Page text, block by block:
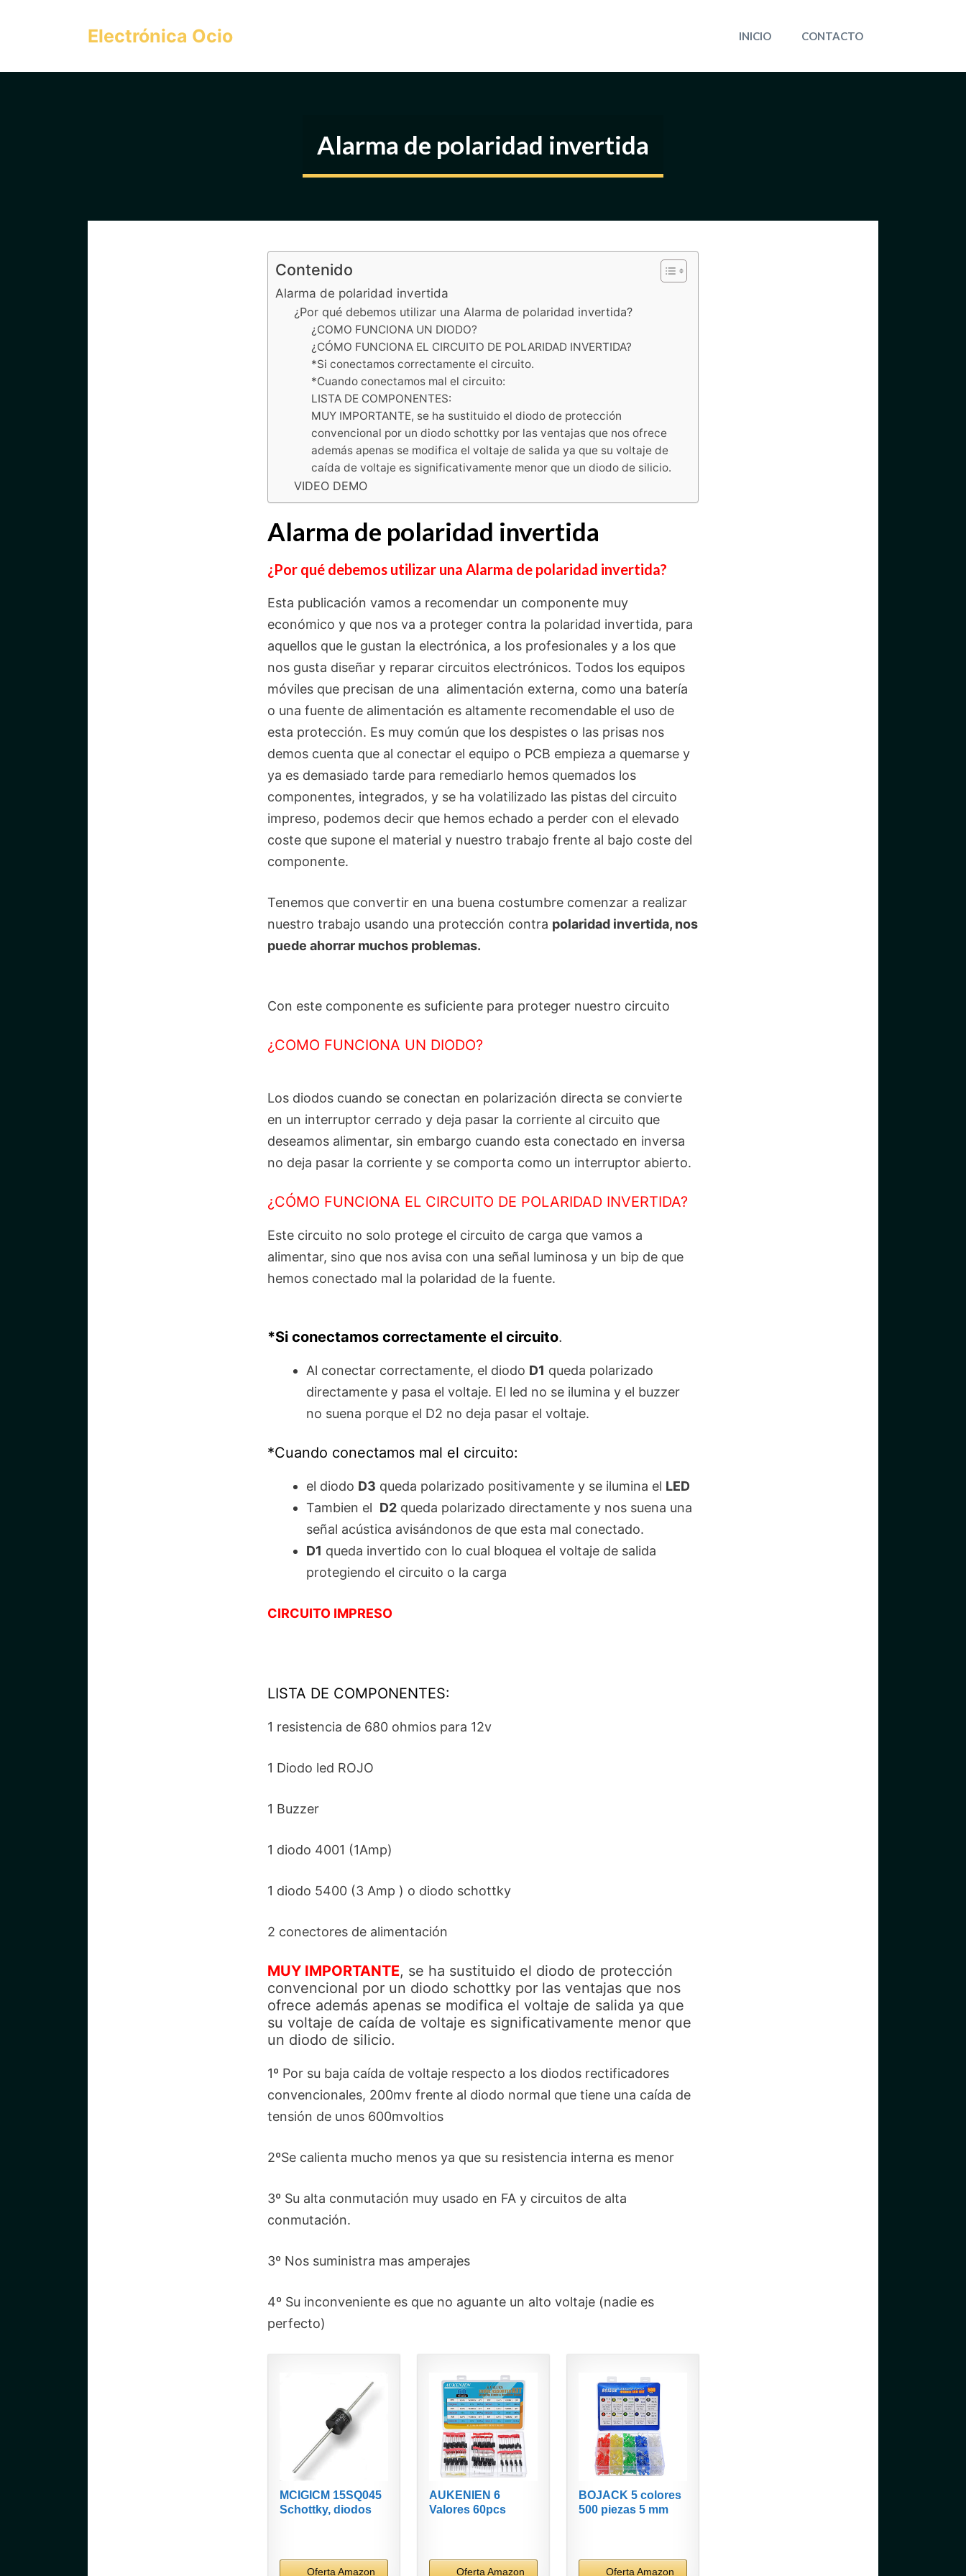
Electrónica Ocio INICIO CONTACTO
Alarma de polaridad invertida
Contenido
Alarma de polaridad invertida
¿Por qué debemos utilizar una Alarma de polaridad invertida?
¿COMO FUNCIONA UN DIODO?
¿CÓMO FUNCIONA EL CIRCUITO DE POLARIDAD INVERTIDA?
*Si conectamos correctamente el circuito.
*Cuando conectamos mal el circuito:
LISTA DE COMPONENTES:
MUY IMPORTANTE, se ha sustituido el diodo de protección
convencional por un diodo schottky por las ventajas que nos ofrece
además apenas se modifica el voltaje de salida ya que su voltaje de
caída de voltaje es significativamente menor que un diodo de silicio.
VIDEO DEMO
Alarma de polaridad invertida
¿Por qué debemos utilizar una Alarma de polaridad invertida?
Esta publicación vamos a recomendar un componente muy
económico y que nos va a proteger contra la polaridad invertida, para
aquellos que le gustan la electrónica, a los profesionales y a los que
nos gusta diseñar y reparar circuitos electrónicos. Todos los equipos
móviles que precisan de una alimentación externa, como una batería
o una fuente de alimentación es altamente recomendable el uso de
esta protección. Es muy común que los despistes o las prisas nos
demos cuenta que al conectar el equipo o PCB empieza a quemarse y
ya es demasiado tarde para remediarlo hemos quemados los
componentes, integrados, y se ha volatilizado las pistas del circuito
impreso, podemos decir que hemos echado a perder con el elevado
coste que supone el material y nuestro trabajo frente al bajo coste del
componente.
Tenemos que convertir en una buena costumbre comenzar a realizar
nuestro trabajo usando una protección contra polaridad invertida, nos
puede ahorrar muchos problemas.
Con este componente es suficiente para proteger nuestro circuito
¿COMO FUNCIONA UN DIODO?
Los diodos cuando se conectan en polarización directa se convierte
en un interruptor cerrado y deja pasar la corriente al circuito que
deseamos alimentar, sin embargo cuando esta conectado en inversa
no deja pasar la corriente y se comporta como un interruptor abierto.
¿CÓMO FUNCIONA EL CIRCUITO DE POLARIDAD INVERTIDA?
Este circuito no solo protege el circuito de carga que vamos a
alimentar, sino que nos avisa con una señal luminosa y un bip de que
hemos conectado mal la polaridad de la fuente.
*Si conectamos correctamente el circuito.
Al conectar correctamente, el diodo D1 queda polarizado
directamente y pasa el voltaje. El led no se ilumina y el buzzer
no suena porque el D2 no deja pasar el voltaje.
*Cuando conectamos mal el circuito:
el diodo D3 queda polarizado positivamente y se ilumina el LED
Tambien el D2 queda polarizado directamente y nos suena una
señal acústica avisándonos de que esta mal conectado.
D1 queda invertido con lo cual bloquea el voltaje de salida
protegiendo el circuito o la carga
CIRCUITO IMPRESO
LISTA DE COMPONENTES:
1 resistencia de 680 ohmios para 12v
1 Diodo led ROJO
1 Buzzer
1 diodo 4001 (1Amp)
1 diodo 5400 (3 Amp ) o diodo schottky
2 conectores de alimentación
MUY IMPORTANTE, se ha sustituido el diodo de protección
convencional por un diodo schottky por las ventajas que nos
ofrece además apenas se modifica el voltaje de salida ya que
su voltaje de caída de voltaje es significativamente menor que
un diodo de silicio.
1º Por su baja caída de voltaje respecto a los diodos rectificadores
convencionales, 200mv frente al diodo normal que tiene una caída de
tensión de unos 600mvoltios
2ºSe calienta mucho menos ya que su resistencia interna es menor
3º Su alta conmutación muy usado en FA y circuitos de alta
conmutación.
3º Nos suministra mas amperajes
4º Su inconveniente es que no aguante un alto voltaje (nadie es
perfecto)
MCIGICM 15SQ045
Schottky, diodos
Oferta Amazon
AUKENIEN 6
Valores 60pcs
Oferta Amazon
BOJACK 5 colores
500 piezas 5 mm
Oferta Amazon